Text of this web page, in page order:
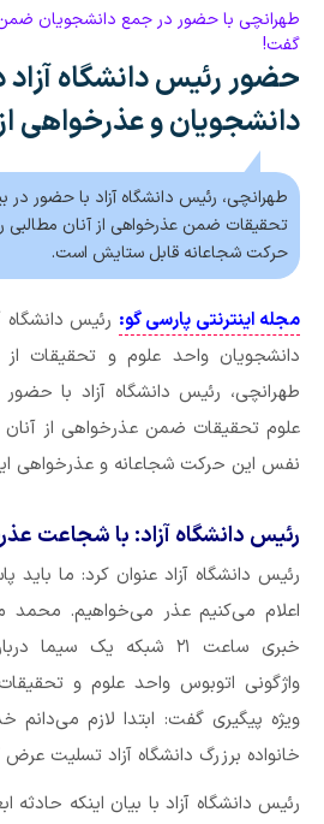
طهرانچی با حضور در جمع دانشجویان
گفت!
حضور رئیس دانشگاه
دانشجویان و عذرخواهی
طهرانچی، رئیس دانشگاه آزاد با حضور
تحقیقات ضمن عذرخواهی از آنان
حرکت شجاعانه قابل ستایش است.
مجله اینترنتی پارسی گو: رئیس دانشگاه
دانشجویان واحد علوم و تحقیقات
طهرانچی، رئیس دانشگاه آزاد با
علوم تحقیقات ضمن عذرخواهی از
نفس این حرکت شجاعانه و عذرخواهی
رئیس دانشگاه‌ آزاد: با شجاعت
رئیس دانشگاه‌ آزاد عنوان کرد: ما
اعلام می‌کنیم عذر می‌خواهیم.
خبری ساعت ۲۱ شبکه یک
واژگونی اتوبوس واحد علوم و
ویژه پیگیری گفت: ابتدا لازم می‌دانم
خانواده برزرگ دانشگاه آزاد تسلیت عرض
رئیس دانشگاه آزاد با بیان اینکه